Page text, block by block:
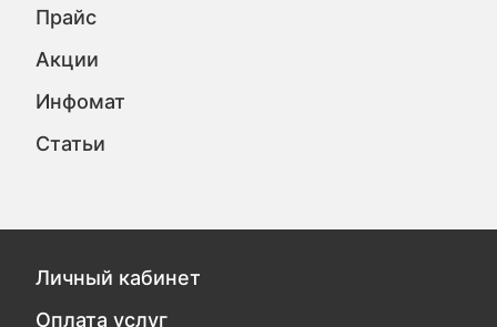
Прайс
Акции
Инфомат
Статьи
Личный кабинет
Оплата услуг